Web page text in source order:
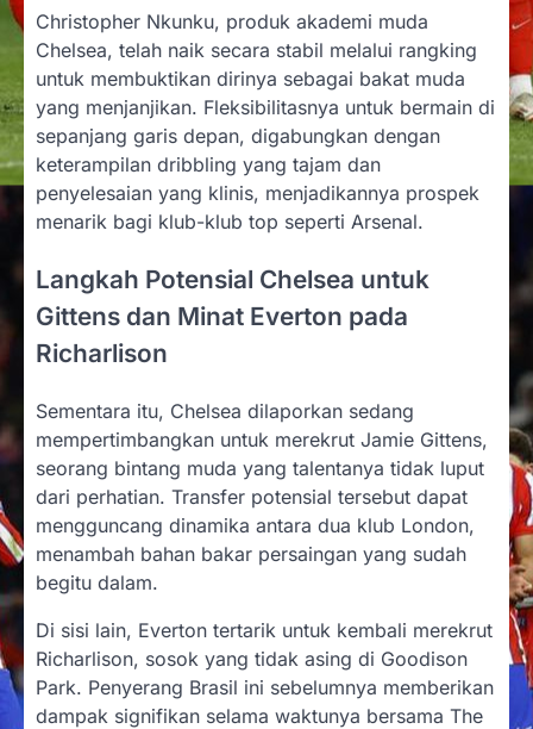
Christopher Nkunku, produk akademi muda
Chelsea, telah naik secara stabil melalui rangking
untuk membuktikan dirinya sebagai bakat muda
yang menjanjikan. Fleksibilitasnya untuk bermain di
sepanjang garis depan, digabungkan dengan
keterampilan dribbling yang tajam dan
penyelesaian yang klinis, menjadikannya prospek
menarik bagi klub-klub top seperti Arsenal.
Langkah Potensial Chelsea untuk
Gittens dan Minat Everton pada
Richarlison
Sementara itu, Chelsea dilaporkan sedang
mempertimbangkan untuk merekrut Jamie Gittens,
seorang bintang muda yang talentanya tidak luput
dari perhatian. Transfer potensial tersebut dapat
mengguncang dinamika antara dua klub London,
menambah bahan bakar persaingan yang sudah
begitu dalam.
Di sisi lain, Everton tertarik untuk kembali merekrut
Richarlison, sosok yang tidak asing di Goodison
Park. Penyerang Brasil ini sebelumnya memberikan
dampak signifikan selama waktunya bersama The